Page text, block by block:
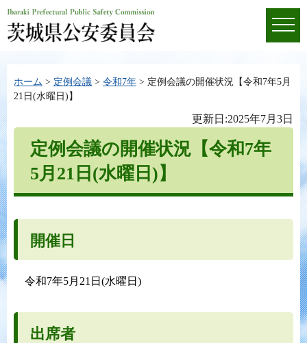
ホーム > 定例会議 > 令和7年 > 定例会議の開催状況【令和7年5月
21日(水曜日)】
更新日:2025年7月3日
定例会議の開催状況【令和7年
5月21日(水曜日)】
開催日
令和7年5月21日(水曜日)
出席者